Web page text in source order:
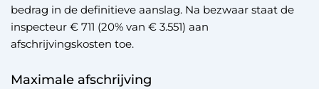
bedrag in de definitieve aanslag. Na bezwaar staat de
inspecteur € 711 (20% van € 3.551) aan
afschrijvingskosten toe.
Maximale afschrijving